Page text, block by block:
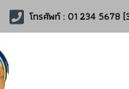
โทรศัพท์ : 01 234 5678